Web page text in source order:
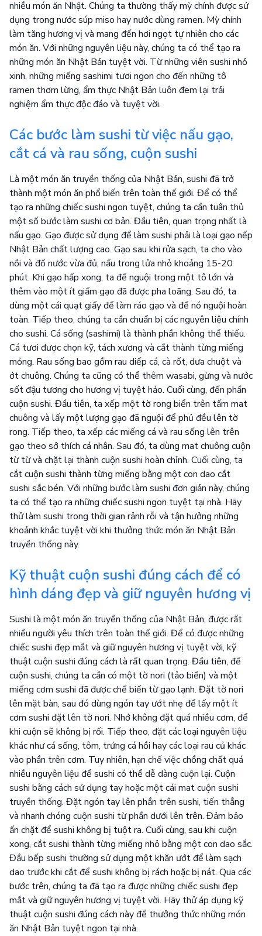
nhiều món ăn Nhật. Chúng ta thường thấy mỳ chính được sử
dụng trong nước súp miso hay nước dùng ramen. Mỳ chính
làm tăng hương vị và mang đến hơi ngọt tự nhiên cho các
món ăn. Với những nguyên liệu này, chúng ta có thể tạo ra
những món ăn Nhật Bản tuyệt vời. Từ những viên sushi nhỏ
xinh, những miếng sashimi tươi ngon cho đến những tô
ramen thơm lừng, ẩm thực Nhật Bản luôn đem lại trải
nghiệm ẩm thực độc đáo và tuyệt vời.
Các bước làm sushi từ việc nấu gạo,
cắt cá và rau sống, cuộn sushi
Là một món ăn truyền thống của Nhật Bản, sushi đã trở
thành một món ăn phổ biến trên toàn thế giới. Để có thể
tạo ra những chiếc sushi ngon tuyệt, chúng ta cần tuân thủ
một số bước làm sushi cơ bản. Đầu tiên, quan trọng nhất là
nấu gạo. Gạo được sử dụng để làm sushi phải là loại gạo nếp
Nhật Bản chất lượng cao. Gạo sau khi rửa sạch, ta cho vào
nồi và đổ nước vừa đủ, nấu trong lửa nhỏ khoảng 15-20
phút. Khi gạo hấp xong, ta để nguội trong một tô lớn và
thêm vào một ít giấm gạo đã được pha loãng. Sau đó, ta
dùng một cái quạt giấy để làm ráo gạo và để nó nguội hoàn
toàn. Tiếp theo, chúng ta cần chuẩn bị các nguyên liệu chính
cho sushi. Cá sống (sashimi) là thành phần không thể thiếu.
Cá tươi được chọn kỹ, tách xương và cắt thành từng miếng
mỏng. Rau sống bao gồm rau diếp cá, cà rốt, dưa chuột và
ớt chuông. Chúng ta cũng có thể thêm wasabi, gừng và nước
sốt đậu tương cho hương vị tuyệt hảo. Cuối cùng, đến phần
cuộn sushi. Đầu tiên, ta xếp một tờ rong biển trên tấm mat
chuông và lấy một lượng gạo đã nguội để phủ đều lên tờ
rong. Tiếp theo, ta xếp các miếng cá và rau sống lên trên
gạo theo sở thích cá nhân. Sau đó, ta dùng mat chuông cuộn
từ từ và chặt lại thành cuộn sushi hoàn chỉnh. Cuối cùng, ta
cắt cuộn sushi thành từng miếng bằng một con dao cắt
sushi sắc bén. Với những bước làm sushi đơn giản này, chúng
ta có thể tạo ra những chiếc sushi ngon tuyệt tại nhà. Hãy
thử làm sushi trong thời gian rảnh rỗi và tận hưởng những
khoảnh khắc tuyệt vời khi thưởng thức món ăn Nhật Bản
truyền thống này.
Kỹ thuật cuộn sushi đúng cách để có
hình dáng đẹp và giữ nguyên hương vị
Sushi là một món ăn truyền thống của Nhật Bản, được rất
nhiều người yêu thích trên toàn thế giới. Để có được những
chiếc sushi đẹp mắt và giữ nguyên hương vị tuyệt vời, kỹ
thuật cuộn sushi đúng cách là rất quan trọng. Đầu tiên, để
cuộn sushi, chúng ta cần có một tờ nori (tảo biển) và một
miếng cơm sushi đã được chế biến từ gạo lạnh. Đặt tờ nori
lên mặt bàn, sau đó dùng ngón tay ướt nhẹ để lấy một ít
cơm sushi đặt lên tờ nori. Nhớ không đặt quá nhiều cơm, để
khi cuộn sẽ không bị rối. Tiếp theo, đặt các loại nguyên liệu
khác như cá sống, tôm, trứng cá hồi hay các loại rau củ khác
vào phần trên cơm. Tuy nhiên, hạn chế việc chồng chất quá
nhiều nguyên liệu để sushi có thể dễ dàng cuộn lại. Cuộn
sushi bằng cách sử dụng tay hoặc một cái mat cuộn sushi
truyền thống. Đặt ngón tay lên phần trên sushi, tiến thẳng
và nhanh chóng cuộn sushi từ phần dưới lên trên. Đảm bảo
ấn chặt để sushi không bị tuột ra. Cuối cùng, sau khi cuộn
xong, cắt sushi thành từng miếng nhỏ bằng một con dao sắc.
Đầu bếp sushi thường sử dụng một khăn ướt để làm sạch
dao trước khi cắt để sushi không bị rách hoặc bị nát. Qua các
bước trên, chúng ta đã tạo ra được những chiếc sushi đẹp
mắt và giữ nguyên hương vị tuyệt vời. Hãy thử áp dụng kỹ
thuật cuộn sushi đúng cách này để thưởng thức những món
ăn Nhật Bản tuyệt ngon tại nhà.